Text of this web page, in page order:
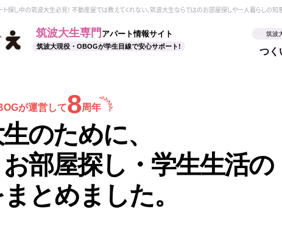
ト探し中の筑波大生必見！ 不動産屋では教えてくれない、筑波大生ならではのお部屋探しや一人暮らしの知
筑波大生専門 アパート情報サイト
筑波大現役・OBOGが学生目線で安心サポート!
筑波
つく
が運営して8周年
のために、
部屋探し・学生生活の
とめました。